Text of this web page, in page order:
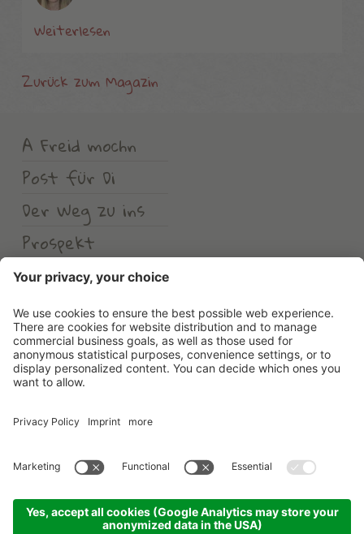
Weiterlesen
Zurück zum Magazin
A Freid mochn
Post für Di
Der Weg zu ins
Prospekt
Wetter
Erlebnishotel Waltershof
©2026 Erlebnishotel Waltershof . MwSt-Nr. 00582900213 .